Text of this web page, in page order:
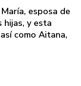
esposa de
hijas, y esta
como Aitana,